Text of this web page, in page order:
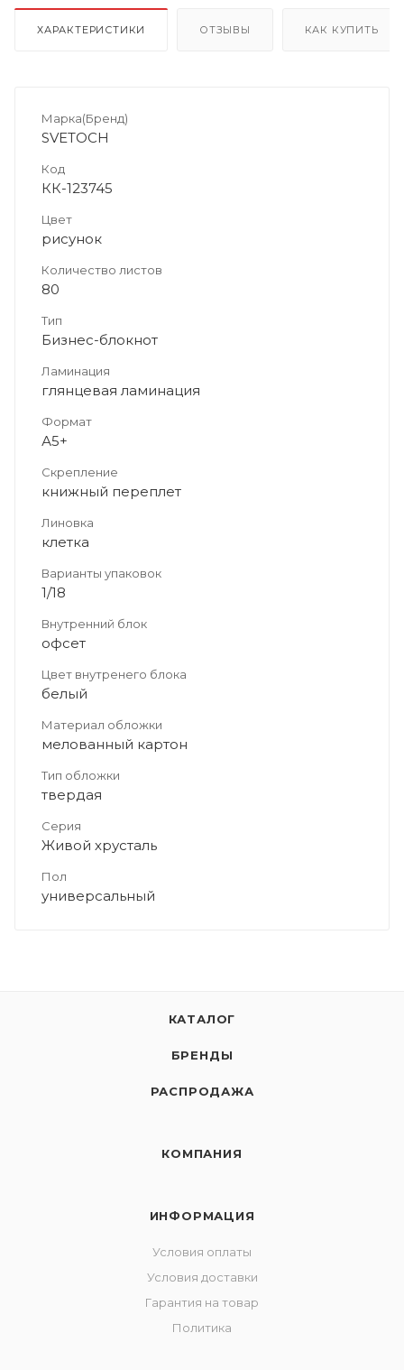
ХАРАКТЕРИСТИКИ ОТЗЫВЫ КАК КУПИТЬ
Марка(Бренд)
SVETOCH
Код
КК-123745
Цвет
рисунок
Количество листов
80
Тип
Бизнес-блокнот
Ламинация
глянцевая ламинация
Формат
А5+
Скрепление
книжный переплет
Линовка
клетка
Варианты упаковок
1/18
Внутренний блок
офсет
Цвет внутренего блока
белый
Материал обложки
мелованный картон
Тип обложки
твердая
Серия
Живой хрусталь
Пол
универсальный
КАТАЛОГ
БРЕНДЫ
РАСПРОДАЖА
КОМПАНИЯ
ИНФОРМАЦИЯ
Условия оплаты
Условия доставки
Гарантия на товар
Политика